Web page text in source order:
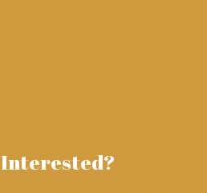
Interested?